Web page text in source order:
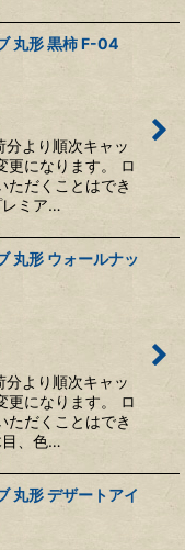
丸形 黒柿 F-04
より順次キャッ
更になります。 ロ
ただくことはでき
レミア…
丸形 ウォールナッ
より順次キャッ
更になります。 ロ
ただくことはでき
目、色…
丸形 デザートアイ